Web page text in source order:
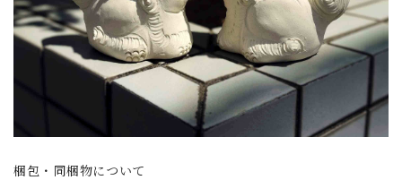
梱包・同梱物について